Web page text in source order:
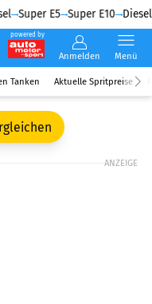
Super E5 Super E10 Diesel
powered by
Anmelden Menü
Tanken Aktuelle Spritpreise
ANZEIGE